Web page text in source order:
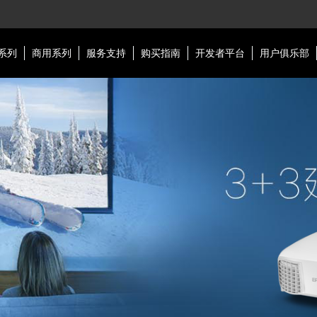
列 商用系列 服务支持 购买指南 开发者平台 用户俱乐部